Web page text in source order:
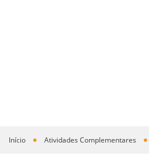
Você está aqui
Início Atividades Complementares